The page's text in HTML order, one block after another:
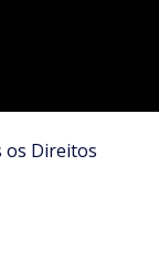
os Direitos